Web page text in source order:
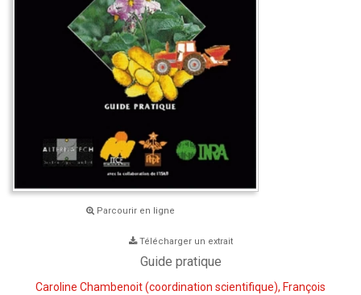
Parcourir en ligne
Télécharger un extrait
Guide pratique
Caroline Chambenoit(coordination scientifique), François